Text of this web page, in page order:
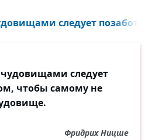
следует
следует
чтобы самому не
Фридрих Ницше